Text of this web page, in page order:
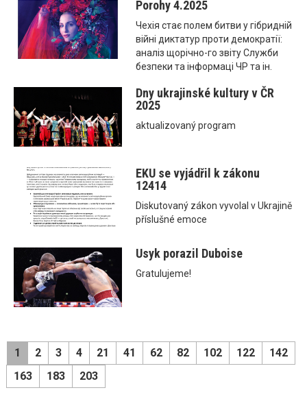
Porohy 4.2025
Чехія стає полем битви у гібридній
війні диктатур проти демократії:
аналіз щорічно-го звіту Служби
безпеки та інформаці ЧР та ін.
Dny ukrajinské kultury v ČR
2025
aktualizovaný program
EKU se vyjádřil k zákonu
12414
Diskutovaný zákon vyvolal v Ukrajině
příslušné emoce
Usyk porazil Duboise
Gratulujeme!
1 2 3 4 21 41 62 82 102 122
142
163
183 203